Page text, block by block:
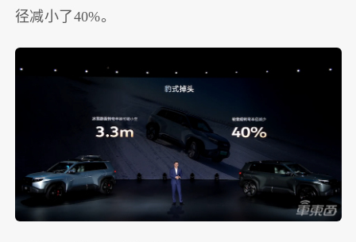
径减小了40%。